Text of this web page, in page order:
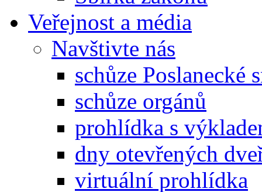
Veřejnost a média
Navštivte nás
schůze Poslanecké
schůze orgánů
prohlídka s
dny otevřených
virtuální prohlídka